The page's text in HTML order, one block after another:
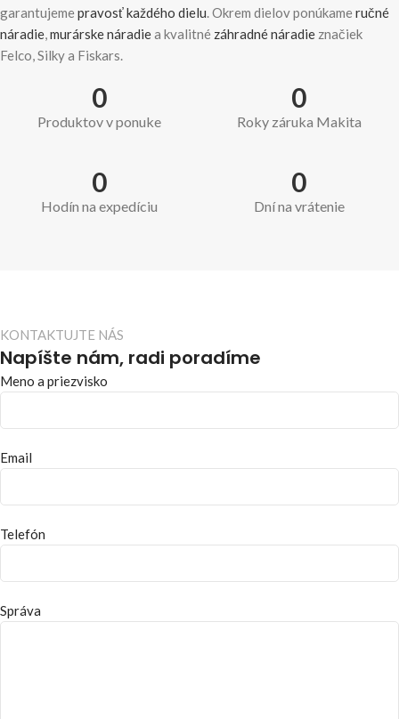
garantujemepravosť každého dielu. Okrem dielov ponúkameručné
náradie,murárske náradiea kvalitné záhradné náradie značiek
Felco, Silky a Fiskars.
0
Produktov v ponuke
0
Roky záruka Makita
0
Hodín na expedíciu
0
Dní na vrátenie
KONTAKTUJTE NÁS
Napíšte nám, radi poradíme
Meno a priezvisko
Email
Telefón
Správa